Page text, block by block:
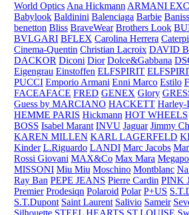
World Optics Ana Hickmann ARMANI
Babylook Baldinini Balenciaga Barbie Baniss
benetton Bliss BraveWear Brothers Look
BVLGARI BFLEX Carolina Herrera
Cinema-Quentin Christian Lacroix DAVID
DACKOR Diconi Dior Dolce&Gabbana
Eigengrau Einstoffen ELFSPIRIT
PUCCI Emporio Armani Enni Marco Estilo
FACEAFACE FRED GENEX Glory
Guess by MARCIANO HACKETT Harley-
HEMME PARIS Hickmann HOT WHEELS
BOSS Isabel Marant INVU Jaguar Jimmy
KAREN MILLEN KARL LAGERFELD
Kinder L.Riguardo LANDI Marc Jacobs
Rossi Giovani MAX&Co Max Mara
MISSONI Miu Miu Moschino Montblanc
Ray Ban PEPE JEANS Pierre Cardin PINK
Premier Prodesiqn Polaroid Polar P+US
S.T.Dupont Saint Laurent Salivio Sameir